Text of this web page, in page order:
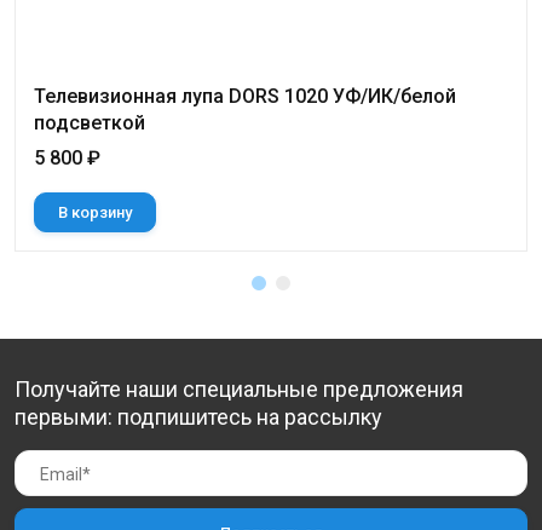
Телевизионная лупа DORS 1020 УФ/ИК/белой
подсветкой
5 800 ₽
В корзину
Получайте наши специальные предложения
первыми: подпишитесь на рассылку